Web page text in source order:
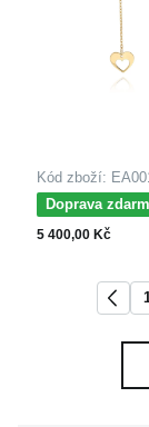
Kód zboží:
Doprava
MOISS
žlutého zlata
5 400,00 Kč